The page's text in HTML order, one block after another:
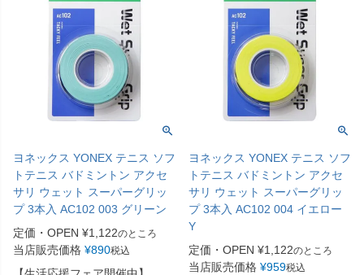
ヨネックス YONEX テニス ソフ
トテニス バドミントン アクセ
サリ ウェット スーパーグリッ
プ 3本入 AC102 003 グリーン
定価・OPEN ¥1,122のところ
当店販売価格 ¥890税込
ヨネックス YONEX テニス ソフ
トテニス バドミントン アクセ
サリ ウェット スーパーグリッ
プ 3本入 AC102 004 イエロー
Y
定価・OPEN ¥1,122のところ
当店販売価格 ¥959税込